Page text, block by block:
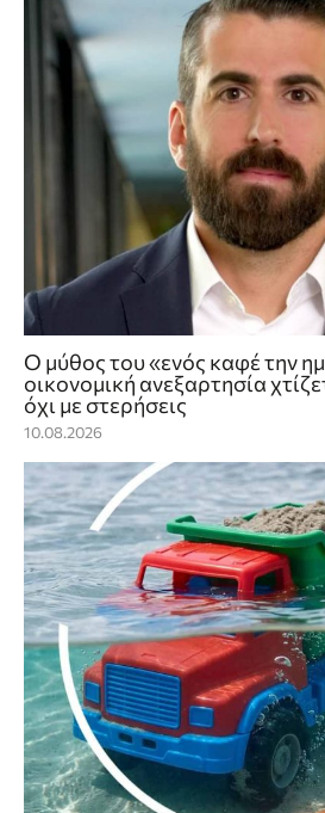
Ο μύθος του «ενός καφέ την
οικονομική ανεξαρτησία
όχι με στερήσεις
10.08.2026